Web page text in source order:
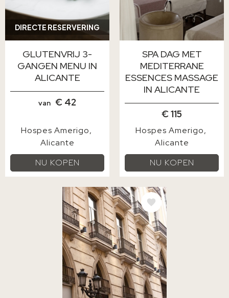
DIRECTE RESERVERING
GLUTENVRIJ 3-
GANGEN MENU IN
ALICANTE
van € 42
Hospes Amerigo
Alicante
NU KOPEN
SPA DAG MET
MEDITERRANE
ESSENCES MASSAGE
IN ALICANTE
€ 115
Hospes Amerigo
Alicante
NU KOPEN
AFBEELDING